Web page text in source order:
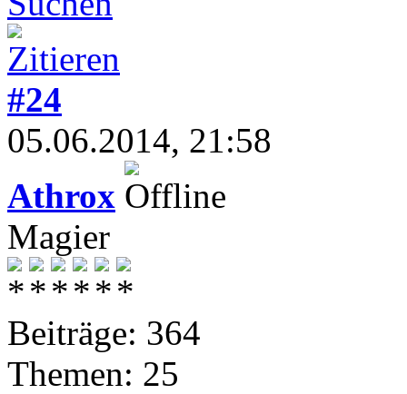
#24
05.06.2014, 21:58
Athrox
Magier
Beiträge: 364
Themen: 25